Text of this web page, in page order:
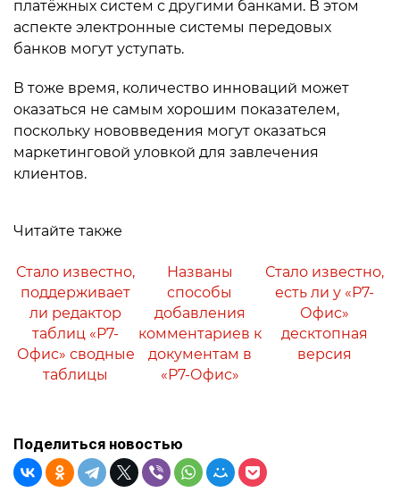
платёжных систем с другими банками. В этом
аспекте электронные системы передовых
банков могут уступать.
В тоже время, количество инноваций может
оказаться не самым хорошим показателем,
поскольку нововведения могут оказаться
маркетинговой уловкой для завлечения
клиентов.
Читайте также
Стало известно,
поддерживает
ли редактор
таблиц «Р7-
Офис» сводные
таблицы
Названы
способы
добавления
комментариев к
документам в
«Р7-Офис»
Стало известно,
есть ли у «Р7-
Офис»
десктопная
версия
Поделиться новостью